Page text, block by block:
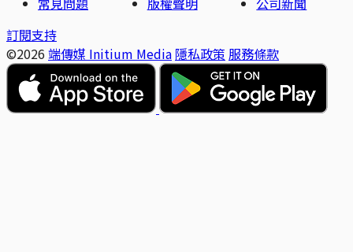
訂閱支持
©2026 端傳媒 Initium Media 隱私政策 服務條款